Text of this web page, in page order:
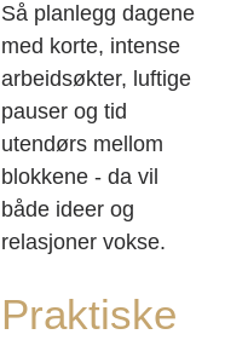
Så planlegg dagene
med korte, intense
arbeidsøkter, luftige
pauser og tid
utendørs mellom
blokkene - da vil
både ideer og
relasjoner vokse.
Praktiske